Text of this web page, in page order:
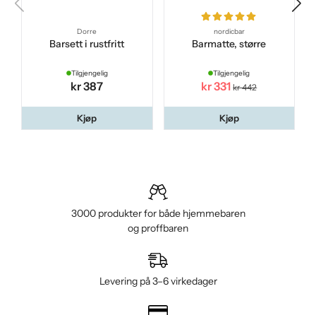
Dorre
Barsett i rustfritt
Tilgjengelig
kr 387
Kjøp
nordicbar
Barmatte, større
Tilgjengelig
kr 331 kr 442
Kjøp
3000 produkter for både hjemmebaren
og proffbaren
Levering på 3–6 virkedager